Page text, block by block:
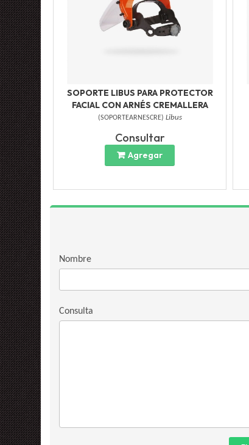
SOPORTE LIBUS PARA PROTECTOR
FACIAL CON ARNÉS CREMALLERA
(SOPORTEARNESCRE) Libus
Consultar
Agregar
Nombre
Consulta